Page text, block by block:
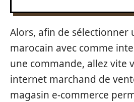
Alors, afin de sélectionner
marocain avec comme
une commande, allez vite
internet marchand de
magasin e-commerce